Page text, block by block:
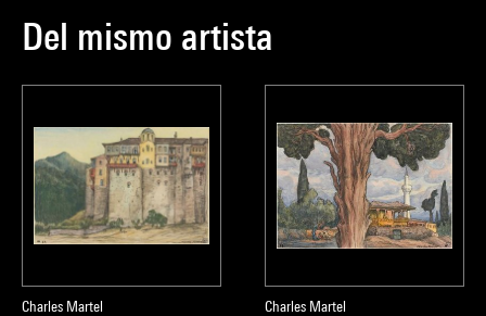
Del mismo artista
Charles Martel
Charles Martel